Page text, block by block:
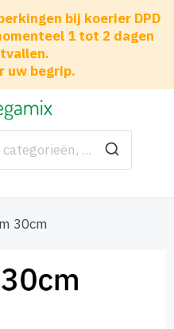
bij koerier DPD
1 tot 2 dagen
uw begrip.
30cm